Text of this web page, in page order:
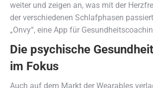
weiter und zeigen an, was mit der
der verschiedenen Schlafphasen
„Onvy“, eine App für
Die psychische
im Fokus
Auch auf dem Markt der Wearables